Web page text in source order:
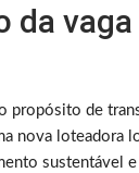
da vaga
propósito de
nova loteadora
sustentável